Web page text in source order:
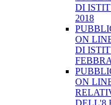
DI
2018
ON
DI
ON